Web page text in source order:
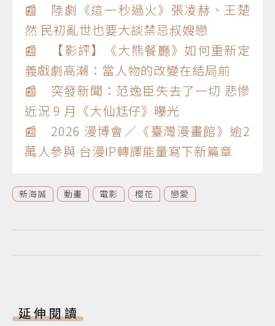
📰 陸劇《這一秒過火》張凌赫、王楚
然 民初亂世也要大談禁忌叔嫂戀
📰 【影評】《大熊餐廳》如何重新定
義戲劇高潮：當人物的改變在結局前
📰 突發新聞：范逸臣失去了一切 悲慘
近況 9 月《大仙尪仔》曝光
📰 2026 漫博會／《臺灣漫畫館》逾2
萬人參與 台漫IP轉譯能量寫下新篇章
新海誠 動畫 電影 櫻花 戀愛
延伸閱讀